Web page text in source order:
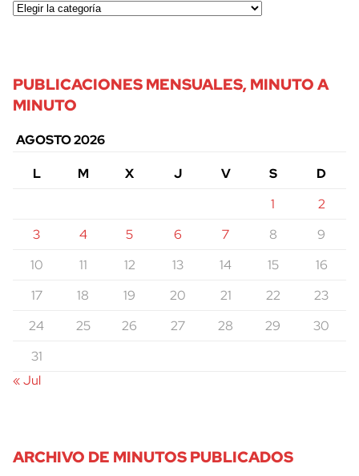
PUBLICACIONES MENSUALES, MINUTO A
MINUTO
AGOSTO 2026
L
M X J V S
D
1
2
3
4 5 6 7 8
9
10
11 12 13 14 15
16
17
18 19 20 21 22
23
24
25 26 27 28 29
30
31
« Jul
ARCHIVO DE MINUTOS PUBLICADOS